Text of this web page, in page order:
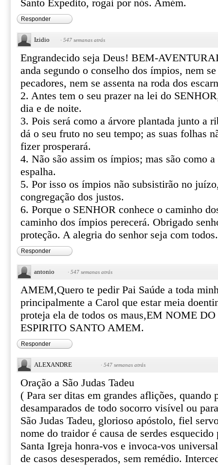
Santo Expedito, rogai por nós. Amém.
Responder
Izidio · 547 semanas atrás
Engrandecido seja Deus! BEM-
anda segundo o conselho dos ímpios, nem
pecadores, nem se assenta na roda dos
2. Antes tem o seu prazer na lei do
dia e de noite.
3. Pois será como a árvore plantada junto a
dá o seu fruto no seu tempo; as suas folhas
fizer prosperará.
4. Não são assim os ímpios; mas são como
espalha.
5. Por isso os ímpios não subsistirão no
congregação dos justos.
6. Porque o SENHOR conhece o caminho
caminho dos ímpios perecerá. Obrigado
proteção. A alegria do senhor seja com
Responder
antonio · 547 semanas atrás
AMEM,Quero te pedir Pai Saúde a toda
principalmente a Carol que estar meia
proteja ela de todos os maus,EM NOME
ESPIRITO SANTO AMEM.
Responder
ALEXANDRE · 547 semanas atrás
Oração a São Judas Tadeu
( Para ser ditas em grandes aflições, quando
desamparados de todo socorro visível ou
São Judas Tadeu, glorioso apóstolo, fiel
nome do traidor é causa de serdes
Santa Igreja honra-vos e invoca-vos
de casos desesperados, sem remédio.